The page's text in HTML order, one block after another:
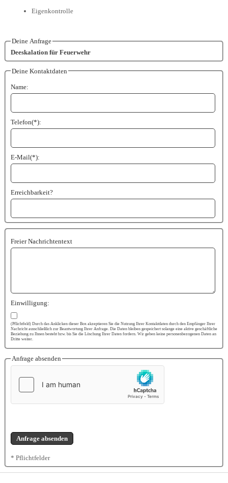
Eigenkontrolle
Deine Anfrage
Deeskalation für Feuerwehr
Deine Kontaktdaten
Name:
Telefon(*):
E-Mail(*):
Erreichbarkeit?
Freier Nachrichtentext
Einwilligung:
(Pflichtfeld) Durch das Anklicken dieser Box akzeptieren Sie die Nutzung Ihrer Kontaktdaten durch den Empfänger Ihrer
Nachricht ausschließlich zur Beantwortung Ihrer Anfrage. Die Daten bleiben gespeichert solange eine aktive geschäftliche
Beziehung zu Ihnen besteht bzw. bis Sie die Löschung Ihrer Daten fordern. Wir geben keine personenbezogenen Daten an
Dritte weiter.
Anfrage absenden
* Pflichtfelder